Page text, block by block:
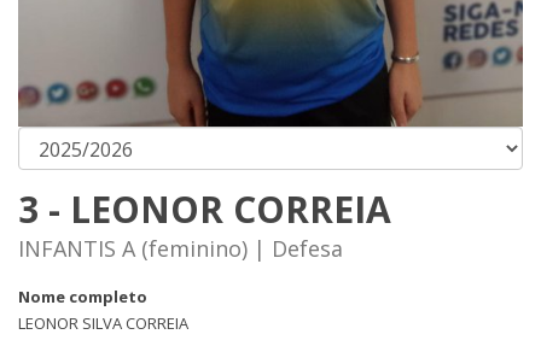
3 - LEONOR CORREIA
INFANTIS A (feminino) | Defesa
Nome completo
LEONOR SILVA CORREIA